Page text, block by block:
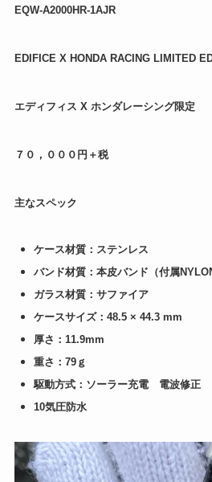
EQW-A2000HR-1AJR
EDIFICE X HONDA RACING LIMITED
エディフィス X ホンダレーシング限定
７０，０００円＋税
主なスペック
ケース材質：ステンレス
バンド材質：本皮バンド（付属
ガラス材質：サファイア
ケースサイズ：48.5 × 44.3 mm
厚さ：11.9mm
重さ：79ｇ
駆動方式：ソーラー充電 電波修正
10気圧防水